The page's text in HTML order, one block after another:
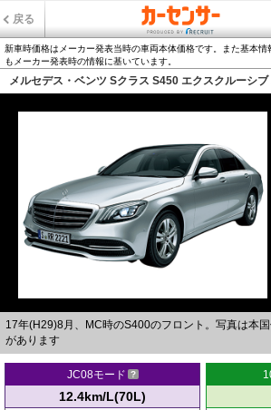
戻る
新車時価格はメーカー発表当時の車両本体価格です。また基本
もメーカー発表時の情報に基いています。
メルセデス・ベンツ Sクラス S450 エクスクルーシ
17年(H29)8月、MC時のS400のフロント。写真は本
があります
JC08モード
12.4km/L(70L)